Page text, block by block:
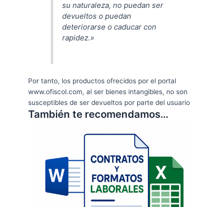
su naturaleza, no puedan ser
devueltos o puedan
deteriorarse o caducar con
rapidez.»
Por tanto, los productos ofrecidos por el portal
www.ofiscol.com, al ser bienes intangibles, no son
susceptibles de ser devueltos por parte del usuario
También te recomendamos…